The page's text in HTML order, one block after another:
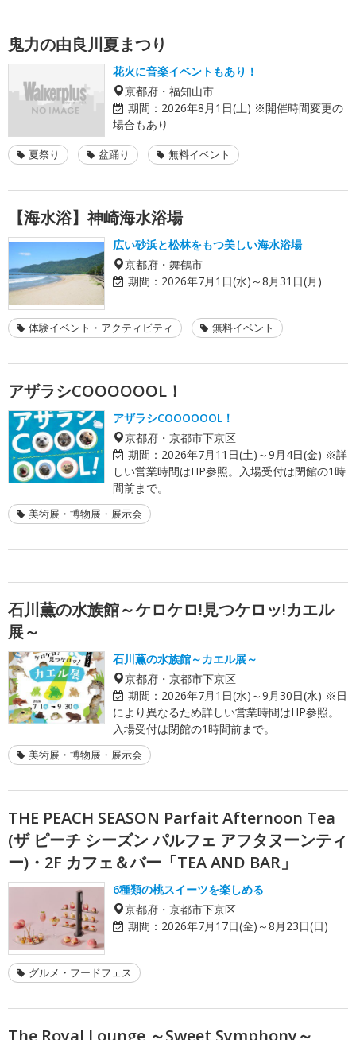
鬼力の由良川夏まつり
花火に音楽イベントもあり！
京都府・福知山市
期間： 2026年8月1日(土) ※開催時間変更の
場合もあり
夏祭り 盆踊り 無料イベント
【海水浴】神崎海水浴場
広い砂浜と松林をもつ美しい海水浴場
京都府・舞鶴市
期間： 2026年7月1日(水)～8月31日(月)
体験イベント・アクティビティ 無料イベント
アザラシCOOOOOOL！
アザラシCOOOOOOL！
京都府・京都市下京区
期間： 2026年7月11日(土)～9月4日(金) ※詳
しい営業時間はHP参照。入場受付は閉館の1時
間前まで。
美術展・博物展・展示会
石川薫の水族館～ケロケロ!見つケロッ!カエル
展～
石川薫の水族館～カエル展～
京都府・京都市下京区
期間： 2026年7月1日(水)～9月30日(水) ※日
により異なるため詳しい営業時間はHP参照。
入場受付は閉館の1時間前まで。
美術展・博物展・展示会
THE PEACH SEASON Parfait Afternoon Tea
(ザ ピーチ シーズン パルフェ アフタヌーンティ
ー)・2F カフェ＆バー「TEA AND BAR」
6種類の桃スイーツを楽しめる
京都府・京都市下京区
期間： 2026年7月17日(金)～8月23日(日)
グルメ・フードフェス
The Royal Lounge ～Sweet Symphony～